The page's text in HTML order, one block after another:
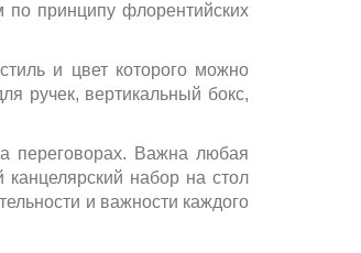
принципу флорентийских
и цвет которого можно
ручек, вертикальный бокс,
переговорах. Важна любая
набор на стол
и важности каждого